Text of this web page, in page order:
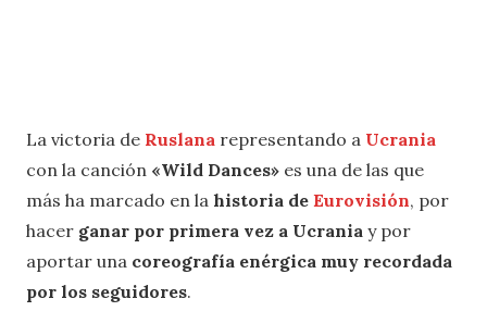
La victoria de Ruslana representando a Ucrania
con la canción «Wild Dances» es una de las que
más ha marcado en la historia de Eurovisión, por
hacer ganar por primera vez a Ucrania y por
aportar una coreografía enérgica muy recordada
por los seguidores.